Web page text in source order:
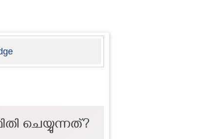
ചെയ്യുന്നത്?